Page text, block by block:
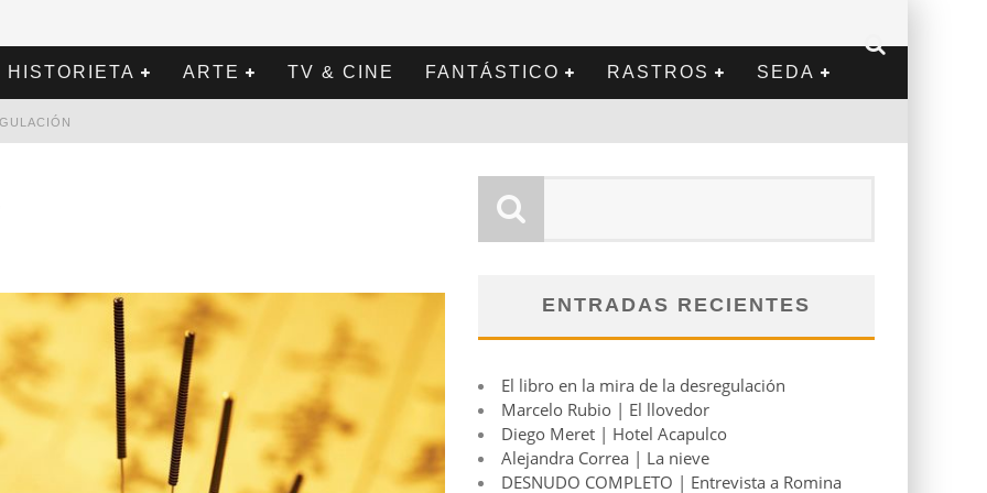
HISTORIETA ARTE TV & CINE FANTÁSTICO RASTROS SEDA
ENTRADAS RECIENTES
El libro en la mira de la desregulación
Marcelo Rubio | El llovedor
Diego Meret | Hotel Acapulco
Alejandra Correa | La nieve
DESNUDO COMPLETO | Entrevista a Romina